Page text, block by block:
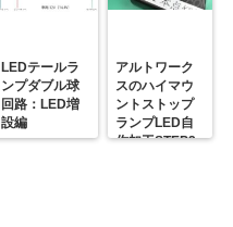
LEDテールラ
ンプダブル球
回路：LED増
設編
アルトワーク
スのハイマウ
ントストップ
ランプLED自
作加工STEP2